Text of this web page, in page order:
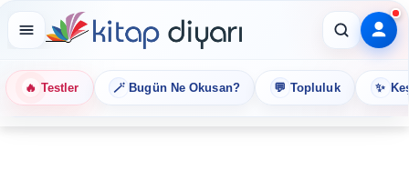
🔥 Testler 🪄 Bugün Ne Okusan? 💬 Topluluk ✨